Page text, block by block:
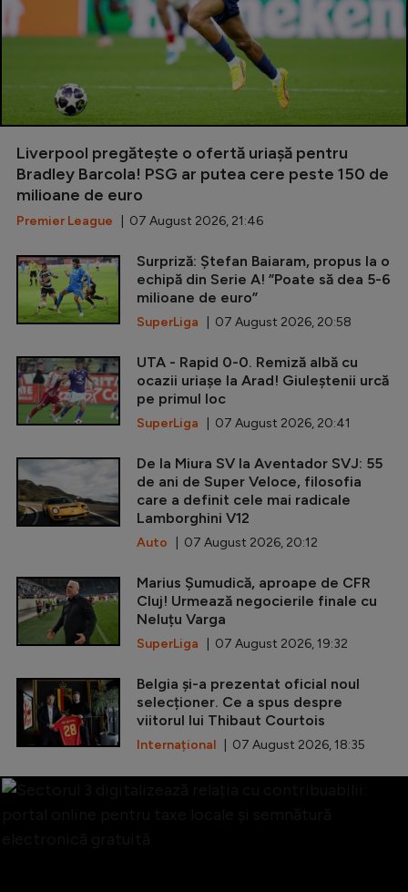
Liverpool pregătește o ofertă uriașă pentru
Bradley Barcola! PSG ar putea cere peste 150 de
milioane de euro
Premier League | 07 August 2026, 21:46
Surpriză: Ștefan Baiaram, propus la o
echipă din Serie A! ”Poate să dea 5-6
milioane de euro”
SuperLiga | 07 August 2026, 20:58
UTA - Rapid 0-0. Remiză albă cu
ocazii uriașe la Arad! Giuleștenii urcă
pe primul loc
SuperLiga | 07 August 2026, 20:41
De la Miura SV la Aventador SVJ: 55
de ani de Super Veloce, filosofia
care a definit cele mai radicale
Lamborghini V12
Auto | 07 August 2026, 20:12
Marius Șumudică, aproape de CFR
Cluj! Urmează negocierile finale cu
Neluțu Varga
SuperLiga | 07 August 2026, 19:32
Belgia și-a prezentat oficial noul
selecționer. Ce a spus despre
viitorul lui Thibaut Courtois
Internațional | 07 August 2026, 18:35